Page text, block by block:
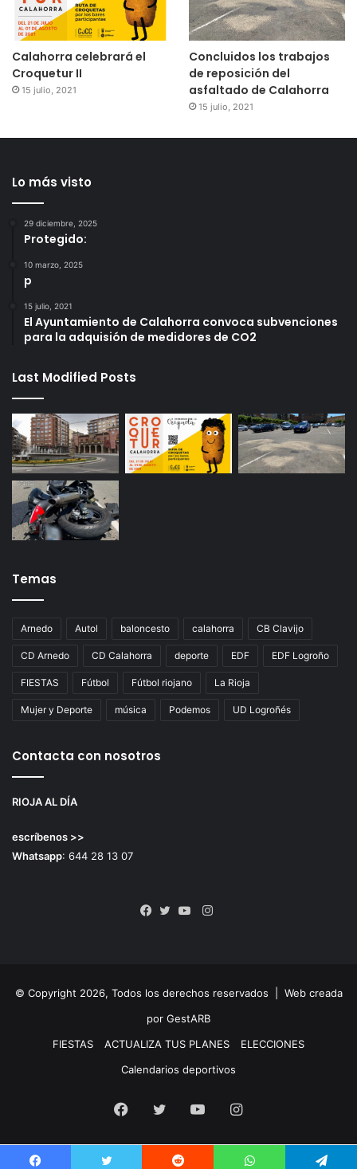
Calahorra celebrará el
Croquetur II
15 julio, 2021
Concluidos los trabajos
de reposición del
asfaltado de Calahorra
15 julio, 2021
Lo más visto
29 diciembre, 2025
Protegido:
10 marzo, 2025
p
15 julio, 2021
El Ayuntamiento de Calahorra convoca subvenciones
para la adquisión de medidores de CO2
Last Modified Posts
Temas
Arnedo Autol baloncesto calahorra CB Clavijo
CD Arnedo CD Calahorra deporte EDF EDF Logroño
FIESTAS Fútbol Fútbol riojano La Rioja
Mujer y Deporte música Podemos UD Logroñés
Contacta con nosotros
RIOJA AL DÍA
escríbenos >>
Whatsapp: 644 28 13 07
Instagram
© Copyright 2026, Todos los derechos reservados | Web creada
por GestARB
FIESTAS
ACTUALIZA TUS PLANES
ELECCIONES
Calendarios deportivos
Facebook
Twitter YouTubeInstagram